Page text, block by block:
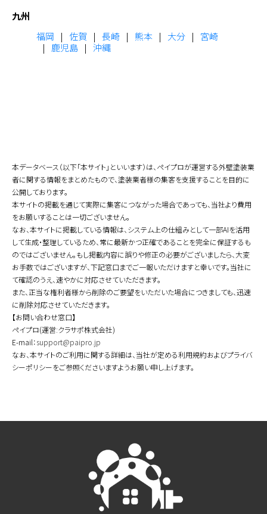
九州
福岡
佐賀 長崎 熊本 大分
宮崎
鹿児島
沖縄
本データベース（以下「本サイト」といいます）は、ペイプロが運営する外壁塗装業
者に関する情報をまとめたもので、塗装業者様の集客を支援することを目的に
公開しております。
本サイトの掲載を通じて実際に集客につながった場合であっても、当社より費用
をお願いすることは一切ございません。
なお、本サイトに掲載している情報は、システム上の仕組みとして一部AIを活用
して生成・整理しているため、常に最新かつ正確であることを完全に保証するも
のではございません。もし掲載内容に誤りや修正の必要がございましたら、大変
お手数ではございますが、下記窓口までご一報いただけますと幸いです。当社に
て確認のうえ、速やかに対応させていただきます。
また、正当な権利者様から削除のご要望をいただいた場合につきましても、迅速
に削除対応させていただきます。
【お問い合わせ窓口】
ペイプロ(運営:クラサポ株式会社)
E-mail：support@paipro.jp
なお、本サイトのご利用に関する詳細は、当社が定める利用規約およびプライバ
シーポリシーをご参照くださいますようお願い申し上げます。